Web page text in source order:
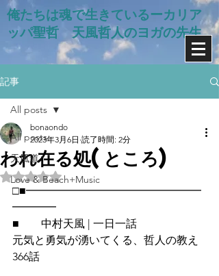
俺たちは魂で生きているー​カリア
ッパ聖哲 天風哲人のヨガの先生
記事
All posts
天風道
Love & Beach+Music
All posts
われ在る処(ところ)
bonaondo
2023年3月6日 読了時間: 2分
5つ星のうちNaNと評価されています。
□■━━━━━━━━━━━━━━━━
━━━━
■　　中村天風 | 一日一話
元気と勇気が湧いてくる、哲人の教え
366話